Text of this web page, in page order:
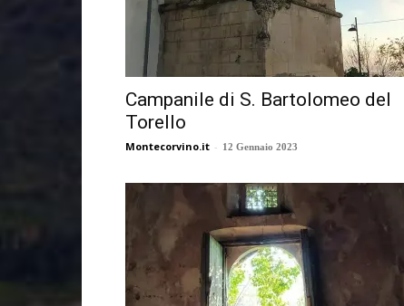
Campanile di S. Bartolomeo del
Torello
Montecorvino.it - 12 Gennaio 2023